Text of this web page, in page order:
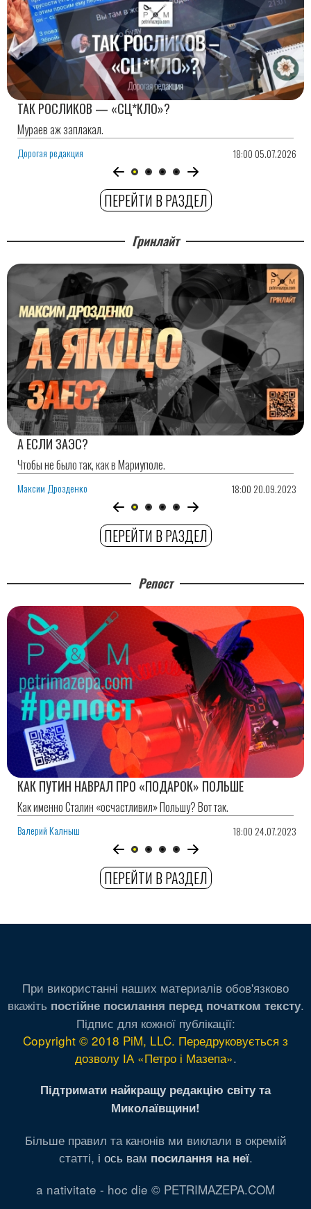
ТАК РОСЛИКОВ — «СЦ*КЛО»?
Мураев аж заплакал.
Дорогая редакция 18:00 05.07.2026
ПЕРЕЙТИ В РАЗДЕЛ
Гринлайт
А ЕСЛИ ЗАЭС?
Чтобы не было так, как в Мариуполе.
Максим Дрозденко 18:00 20.09.2023
ПЕРЕЙТИ В РАЗДЕЛ
Репост
КАК ПУТИН НАВРАЛ ПРО «ПОДАРОК» ПОЛЬШЕ
Как именно Сталин «осчастливил» Польшу? Вот так.
Валерий Калныш 18:00 24.07.2023
ПЕРЕЙТИ В РАЗДЕЛ
При використанні наших материалів обов'язково
вкажіть постійне посилання перед початком тексту.
Підпис для кожної публікації:
Copyright © 2018 PiM, LLC. Передруковується з
дозволу ІА «Петро і Мазепа».
Підтримати найкращу редакцію світу та
Миколаївщини!
Більше правил та канонів ми виклали в окремій
статті, і ось вам посилання на неї.
a nativitate - hoc die © PETRIMAZEPA.COM